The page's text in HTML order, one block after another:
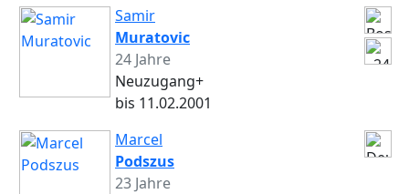
Samir
Muratovic
24 Jahre
Neuzugang+
bis 11.02.2001
Marcel
Podszus
23 Jahre